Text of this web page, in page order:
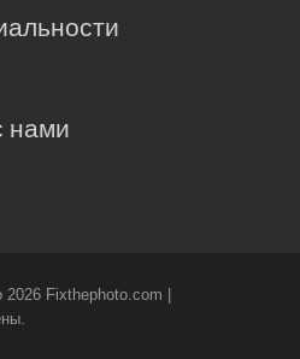
нами
Fixthephoto.com |